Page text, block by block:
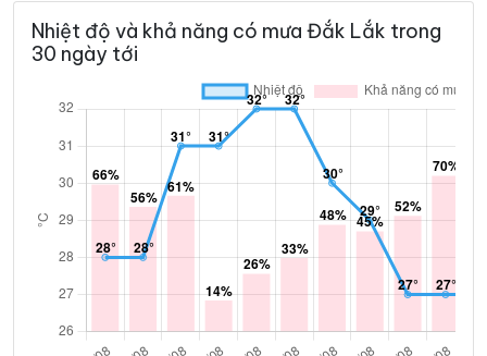
Nhiệt độ và khả năng có mưa Đắk Lắk trong
30 ngày tới